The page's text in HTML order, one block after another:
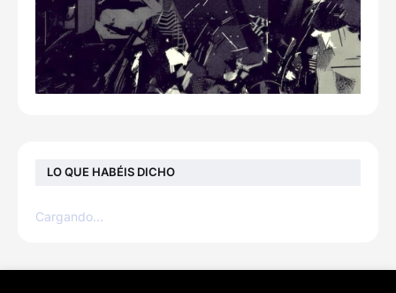
LO QUE HABÉIS DICHO
Cargando...